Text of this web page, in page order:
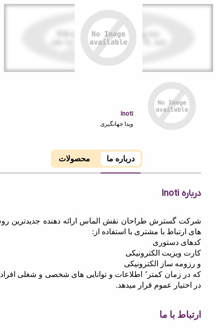
Inoti
ویدا جهانگیری
محصولات
گسترش طراحان نقش الماس ارائه دهنده جدیدترین روش
با مشتری با استفاده از:
دستوری
الکترونیکی
ساز الکترونیکی
که در زمان کمتر٬ اطلاعات و توانایی های شخصی و شغلی افراد را
عموم قرار میدهد.
با ما